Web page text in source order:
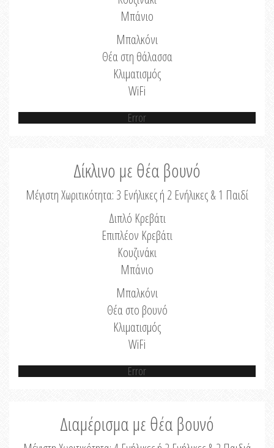
Μπάνιο
Μπαλκόνι
Θέα στη θάλασσα
Κλιματισμός
WiFi
Error
Δίκλινο με θέα βουνό
Μέγιστη Χωριτικότητα: 3 Ενήλικες ή 2 Ενήλικες & 1 Παιδί
Διπλό Κρεβάτι
Επιπλέον Κρεβάτι
Κουζινάκι
Μπάνιο
Μπαλκόνι
Θέα στο βουνό
Κλιματισμός
WiFi
Error
Διαμέρισμα με θέα βουνό